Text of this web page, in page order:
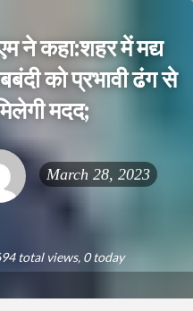
ने कहा:शहर में मद्य
को प्रभावी ढंग से
मदद;
March 28, 2023
total views, 0 today